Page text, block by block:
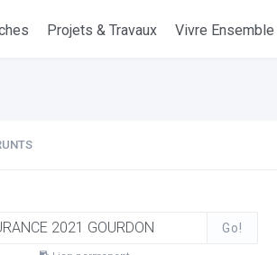
Projets & Travaux Vivre Ensemble
Go!